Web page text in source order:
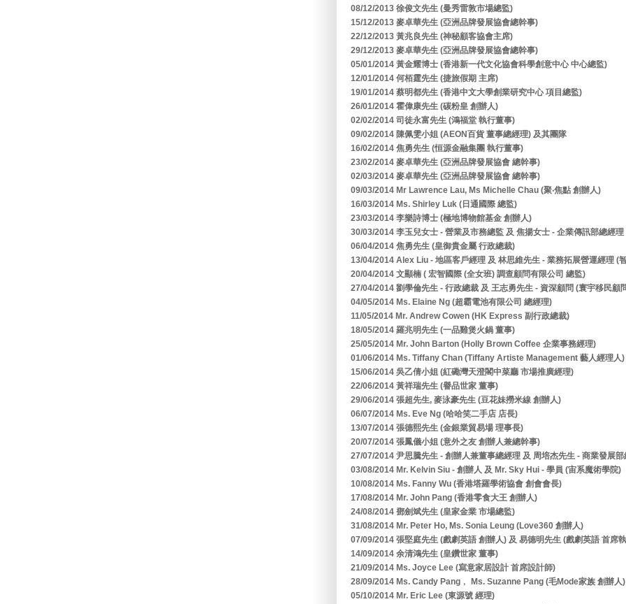
08/12/2013 徐俊文先生 (曼秀雷敦市場總監)
15/12/2013 麥卓華先生 (亞洲品牌發展協會總幹事)
22/12/2013 黃兆良先生 (神秘顧客協會主席)
29/12/2013 麥卓華先生 (亞洲品牌發展協會總幹事)
05/01/2014 黃金耀博士 (香港新一代文化協會科學創意中心 中心總監)
12/01/2014 何栢霆先生 (捷旅假期 主席)
19/01/2014 蔡明都先生 (香港中文大學創業研究中心 項目總監)
26/01/2014 霍偉康先生 (碳粉皇 創辦人)
02/02/2014 司徒永富先生 (鴻福堂 執行董事)
09/02/2014 陳佩雯小姐 (AEON百貨 董事總經理) 及其團隊
16/02/2014 焦勇先生 (恒源金融集團 執行董事)
23/02/2014 麥卓華先生 (亞洲品牌發展協會 總幹事)
02/03/2014 麥卓華先生 (亞洲品牌發展協會 總幹事)
09/03/2014 Mr Lawrence Lau, Ms Michelle Chau (聚‧焦點 創辦人)
16/03/2014 Ms. Shirley Luk (日通國際 總監)
23/03/2014 李樂詩博士 (極地博物館基金 創辦人)
30/03/2014 李玉兒女士 - 營業及市務總監 及 焦揚女士 - 企業傳訊部總經
06/04/2014 焦勇先生 (皇御貴金屬 行政總裁)
13/04/2014 Alex Liu - 地區客戶經理 及 林思維先生 - 業務拓展營運經理 (
20/04/2014 文顯楠 ( 宏智國際 (全女班) 調查顧問有限公司 總監)
27/04/2014 劉學倫先生 - 行政總裁 及 王志勇先生 - 資深顧問 (寰宇移民顧
04/05/2014 Ms. Elaine Ng (超霸電池有限公司 總經理)
11/05/2014 Mr. Andrew Cowen (HK Express 副行政總裁)
18/05/2014 羅兆明先生 (一品雞煲火鍋 董事)
25/05/2014 Mr. John Barton (Holly Brown Coffee 企業事務經理)
01/06/2014 Ms. Tiffany Chan (Tiffany Artiste Management 藝人經理人)
15/06/2014 吳乙倩小姐 (紅磡灣天澄閣中菜廳 市場推廣經理)
22/06/2014 黃祥瑞先生 (譽品世家 董事)
29/06/2014 張超先生, 麥泳豪先生 (豆花妹撈米線 創辦人)
06/07/2014 Ms. Eve Ng (哈哈笑二手店 店長)
13/07/2014 張德熙先生 (金銀業貿易場 理事長)
20/07/2014 張鳳儀小姐 (意外之友 創辦人兼總幹事)
27/07/2014 尹思騰先生 - 創辦人兼董事總經理 及 周培杰先生 - 商業發展
03/08/2014 Mr. Kelvin Siu - 創辦人 及 Mr. Sky Hui - 學員 (宙系魔術學院)
10/08/2014 Ms. Fanny Wu (香港塔羅學術協會 創會會長)
17/08/2014 Mr. John Pang (香港零食大王 創辦人)
24/08/2014 鄧劍斌先生 (皇家金業 市場總監)
31/08/2014 Mr. Peter Ho, Ms. Sonia Leung (Love360 創辦人)
07/09/2014 張堅庭先生 (戲劇英語 創辦人) 及 易德明先生 (戲劇英語 首席
14/09/2014 余清鴻先生 (皇鑽世家 董事)
21/09/2014 Ms. Joyce Lee (寫意家居設計 首席設計師)
28/09/2014 Ms. Candy Pang﹐ Ms. Suzanne Pang (毛Mode家族 創辦人)
05/10/2014 Mr. Eric Lee (東源號 經理)